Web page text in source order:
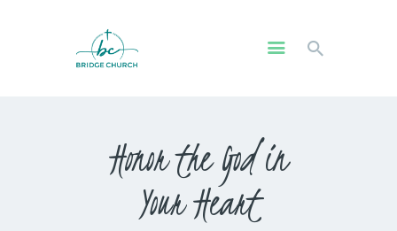
Honor the God in
Your Heart
WHO WE ARE
OUR COMMUNITY